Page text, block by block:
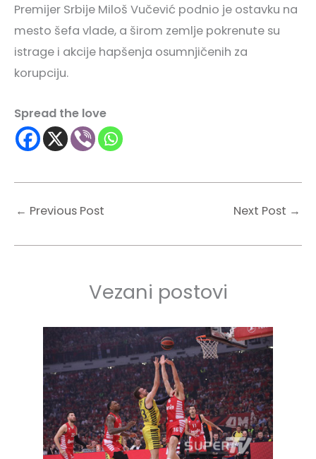
Premijer Srbije Miloš Vučević podnio je ostavku na
mesto šefa vlade, a širom zemlje pokrenute su
istrage i akcije hapšenja osumnjičenih za
korupciju.
Spread the love
← Previous Post Next Post →
Vezani postovi